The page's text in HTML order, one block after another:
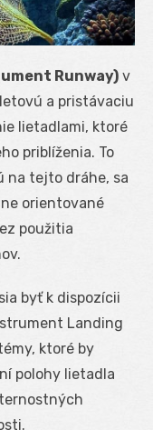
Runway) v
a pristávaciu
lietadlami, ktoré
priblíženia. To
na tejto dráhe, sa
orientované
použitia
byť k dispozícii
Landing
ktoré by
polohy lietadla